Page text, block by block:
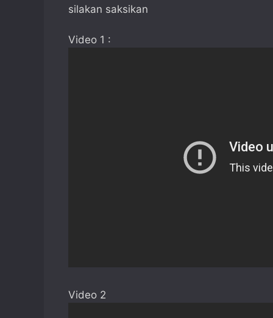
silakan saksikan
Video 1 :
Video 2